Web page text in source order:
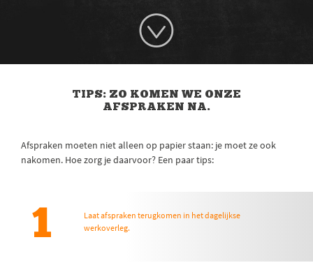
TIPS: ZO KOMEN WE ONZE
AFSPRAKEN NA.
Afspraken moeten niet alleen op papier staan: je moet ze ook
nakomen. Hoe zorg je daarvoor? Een paar tips:
1
Laat afspraken terugkomen in het dagelijkse
werkoverleg.